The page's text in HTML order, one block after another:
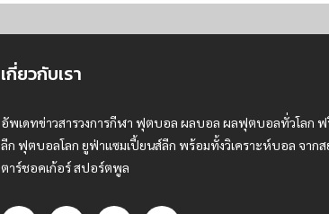
เกี่ยวกับเรา
อัพเดทข่าวสารวงการกีฬา ฟุตบอล ผลบอล ผลฟุตบอลทั่วโลก ฟ
ลีก ฟุตบอลโลก ยูฟ่าแซมเปี้ยนส์ลีก พร้อมทั้งวิเคราะห์บอล จาก
ตาร์ชอคเก้อร์ สปอร์ตพูล